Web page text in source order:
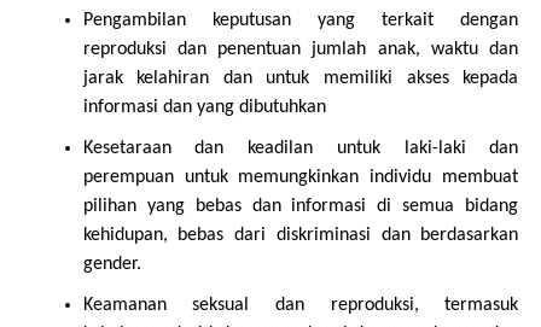
Pengambilan keputusan yang terkait dengan
reproduksi dan penentuan jumlah anak, waktu dan
jarak kelahiran dan untuk memiliki akses kepada
informasi dan yang dibutuhkan
Kesetaraan dan keadilan untuk laki-laki dan
perempuan untuk memungkinkan individu membuat
pilihan yang bebas dan informasi di semua bidang
kehidupan, bebas dari diskriminasi dan berdasarkan
gender.
Keamanan seksual dan reproduksi, termasuk